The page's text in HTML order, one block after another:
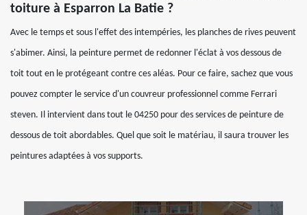
toiture à Esparron La Batie ?
Avec le temps et sous l'effet des intempéries, les planches de rives peuvent
s'abimer. Ainsi, la peinture permet de redonner l'éclat à vos dessous de
toit tout en le protégeant contre ces aléas. Pour ce faire, sachez que vous
pouvez compter le service d'un couvreur professionnel comme Ferrari
steven. Il intervient dans tout le 04250 pour des services de peinture de
dessous de toit abordables. Quel que soit le matériau, il saura trouver les
peintures adaptées à vos supports.